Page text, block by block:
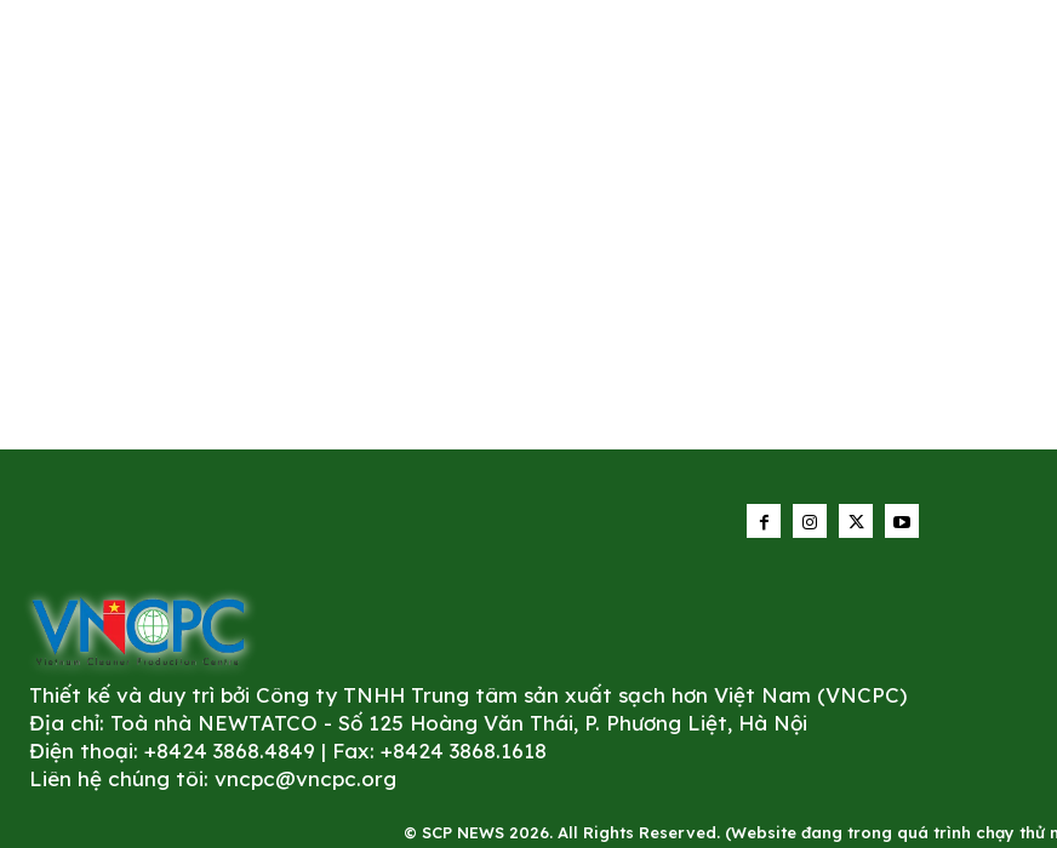
Thiết kế và duy trì bởi Công ty TNHH Trung tâm sản xuất sạch hơn Việt Nam (VNCPC)
Địa chỉ: Toà nhà NEWTATCO - Số 125 Hoàng Văn Thái, P. Phương Liệt, Hà Nội
Điện thoại: +8424 3868.4849 | Fax: +8424 3868.1618
Liên hệ chúng tôi: vncpc@vncpc.org
© SCP NEWS 2026. All Rights Reserved. (Website đang trong quá trình chạy thử